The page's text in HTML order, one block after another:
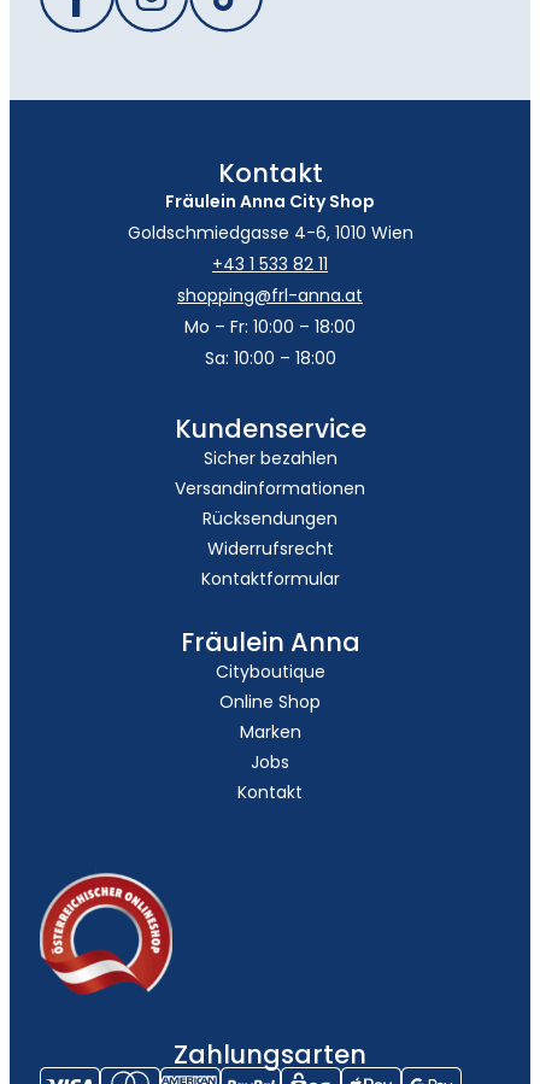
Kontakt
Fräulein Anna City Shop
Goldschmiedgasse 4-6, 1010 Wien
+43 1 533 82 11
shopping@frl-anna.at
Mo – Fr: 10:00 – 18:00
Sa: 10:00 – 18:00
Kundenservice
Sicher bezahlen
Versandinformationen
Rücksendungen
Widerrufsrecht
Kontaktformular
Fräulein Anna
Cityboutique
Online Shop
Marken
Jobs
Kontakt
Zahlungsarten